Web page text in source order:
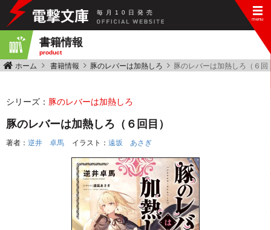
毎 月 10 日 発 売
書籍情報
product
ホーム 書籍情報 豚のレバーは加熱しろ 豚のレバーは加熱しろ（６回
シリーズ： 豚のレバーは加熱しろ
豚のレバーは加熱しろ（６回目）
著者： 逆井 卓馬 イラスト： 遠坂 あさぎ